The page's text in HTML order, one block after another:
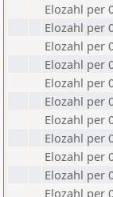
Elozahl per
Elozahl per
Elozahl per
Elozahl per
Elozahl per
Elozahl per
Elozahl per
Elozahl per
Elozahl per
Elozahl per
Elozahl per